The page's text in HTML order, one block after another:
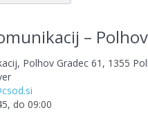
–
Polhov Gradec 61, 1355
do 09:00